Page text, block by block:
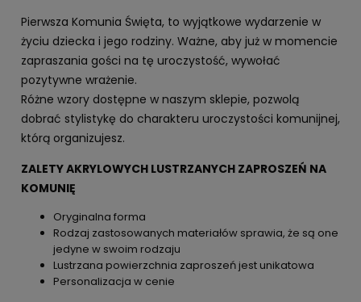
Pierwsza Komunia Święta, to wyjątkowe wydarzenie w
życiu dziecka i jego rodziny. Ważne, aby już w momencie
zapraszania gości na tę uroczystość, wywołać
pozytywne wrażenie.
Różne wzory dostępne w naszym sklepie, pozwolą
dobrać stylistykę do charakteru uroczystości komunijnej,
którą organizujesz.
ZALETY AKRYLOWYCH LUSTRZANYCH ZAPROSZEŃ NA
KOMUNIĘ
Oryginalna forma
Rodzaj zastosowanych materiałów sprawia, że są one
jedyne w swoim rodzaju
Lustrzana powierzchnia zaproszeń jest unikatowa
Personalizacja w cenie